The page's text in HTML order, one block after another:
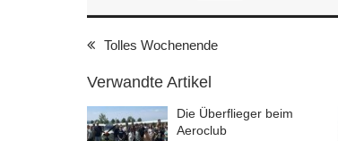
Tolles Wochenende
Verwandte Artikel
Die Überflieger beim
Aeroclub